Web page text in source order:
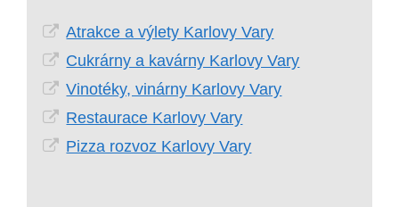
Atrakce a výlety Karlovy Vary
Cukrárny a kavárny Karlovy Vary
Vinotéky, vinárny Karlovy Vary
Restaurace Karlovy Vary
Pizza rozvoz Karlovy Vary